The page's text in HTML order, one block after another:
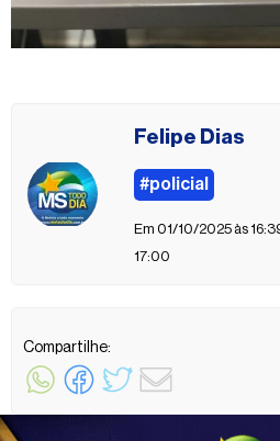
Felipe Dias
#policial
Em 01/10/2025 às
17:00
Compartilhe: